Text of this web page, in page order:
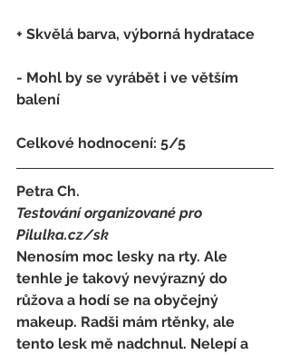
+ Skvělá barva, výborná hydratace
- Mohl by se vyrábět i ve větším
balení
Celkové hodnocení: 5/5
Petra Ch.
Testování organizované pro
Pilulka.cz/sk
Nenosím moc lesky na rty. Ale
tenhle je takový nevýrazný do
růžova a hodí se na obyčejný
makeup. Radši mám rtěnky, ale
tento lesk mě nadchnul. Nelepí a